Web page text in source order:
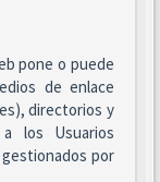
pone o puede
de enlace
directorios y
los Usuarios
por